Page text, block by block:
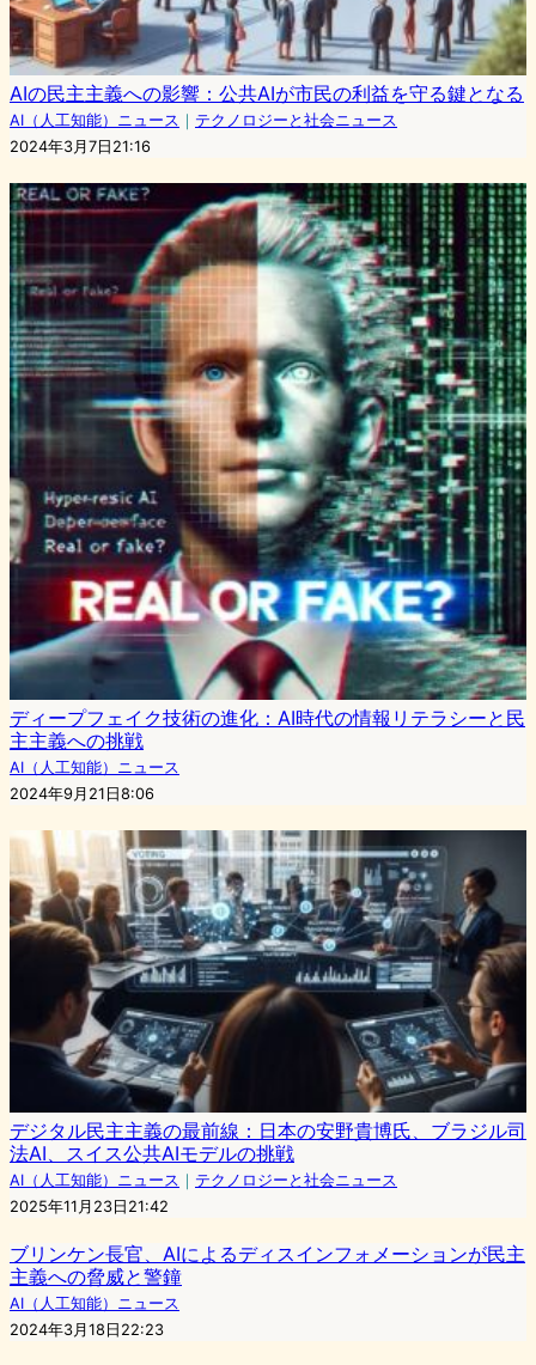
AIの民主主義への影響：公共AIが市民の利益を守る鍵となる
AI（人工知能）ニュース ｜ テクノロジーと社会ニュース
2024年3月7日21:16
ディープフェイク技術の進化：AI時代の情報リテラシーと民
主主義への挑戦
AI（人工知能）ニュース
2024年9月21日8:06
デジタル民主主義の最前線：日本の安野貴博氏、ブラジル司
法AI、スイス公共AIモデルの挑戦
AI（人工知能）ニュース ｜ テクノロジーと社会ニュース
2025年11月23日21:42
ブリンケン長官、AIによるディスインフォメーションが民主
主義への脅威と警鐘
AI（人工知能）ニュース
2024年3月18日22:23